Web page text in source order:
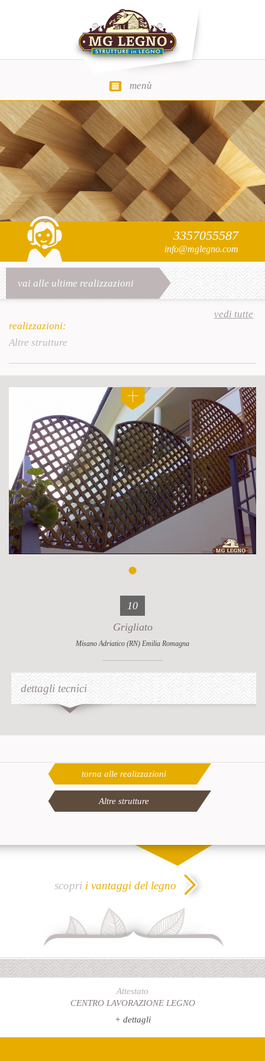
MG Legno
menù
3357055587
info@mglegno.com
vai alle ultime realizzazioni
vedi tutte
realizzazioni:
Altre strutture
10
Grigliato
Misano Adriatico (RN) Emilia Romagna
dettagli tecnici
torna alle realizzazioni
Altre strutture
scopri i vantaggi del legno
Attestato
CENTRO LAVORAZIONE LEGNO
+ dettagli